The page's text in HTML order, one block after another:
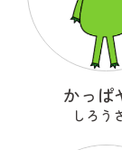
かっぱ
しろう